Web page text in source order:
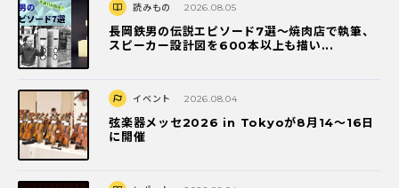
読みもの 2026.08.05
長岡鉄男の伝説エピソード7選〜焼肉店で執筆、
スピーカー設計図を600本以上も描い...
イベント 2026.08.04
弦楽器メッセ2026 in Tokyoが8月14～16日
に開催